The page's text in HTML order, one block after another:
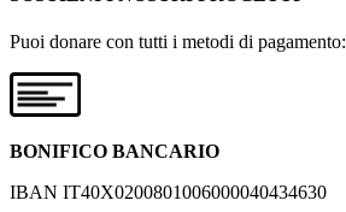
Puoi donare con tutti i metodi di pagamento:
BONIFICO BANCARIO
IBAN IT40X0200801006000040434630